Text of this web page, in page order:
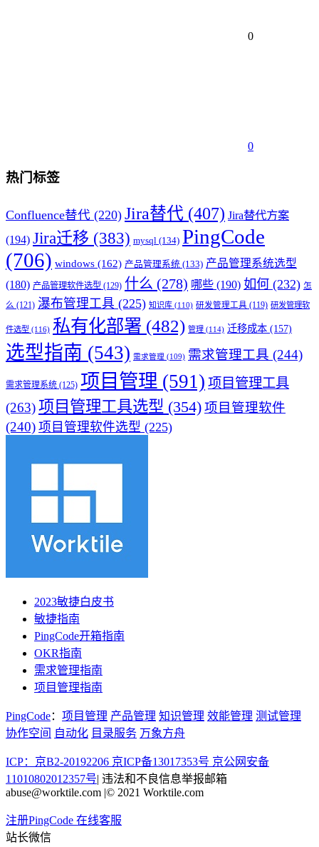
0
0
热门标签
Confluence替代 (220) Jira替代 (407) Jira替代方案
(194) Jira迁移 (383) mysql (134) PingCode
(706) windows (162) 产品管理系统 (133) 产品管理系统选型
(180) 产品管理软件选型 (129) 什么 (278) 哪些 (190) 如何 (232) 怎
么 (121) 瀑布管理工具 (225) 知识库 (110) 研发管理工具 (119) 研发管理软
件选型 (116) 私有化部署 (482) 管理 (114) 迁移成本 (157)
选型指南 (543) 需求管理 (109) 需求管理工具 (244)
需求管理系统 (125) 项目管理 (591) 项目管理工具
(263)项目管理工具选型 (354) 项目管理软件
(240) 项目管理软件选型 (225)
2023敏捷白皮书
敏捷指南
PingCode开箱指南
OKR指南
需求管理指南
项目管理指南
PingCode： 项目管理 产品管理 知识管理 效能管理 测试管理
协作空间 自动化 目录服务 万象方舟
ICP：京B2-20192206 京ICP备13017353号 京公网安备
11010802012357号| 违法和不良信息举报邮箱
abuse@worktile.com |© 2021 Worktile.com
注册PingCode 在线客服
站长微信